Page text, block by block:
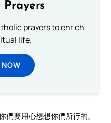
Prayers
prayers to enrich
life.
NOW
們要用心想想你們所行的。